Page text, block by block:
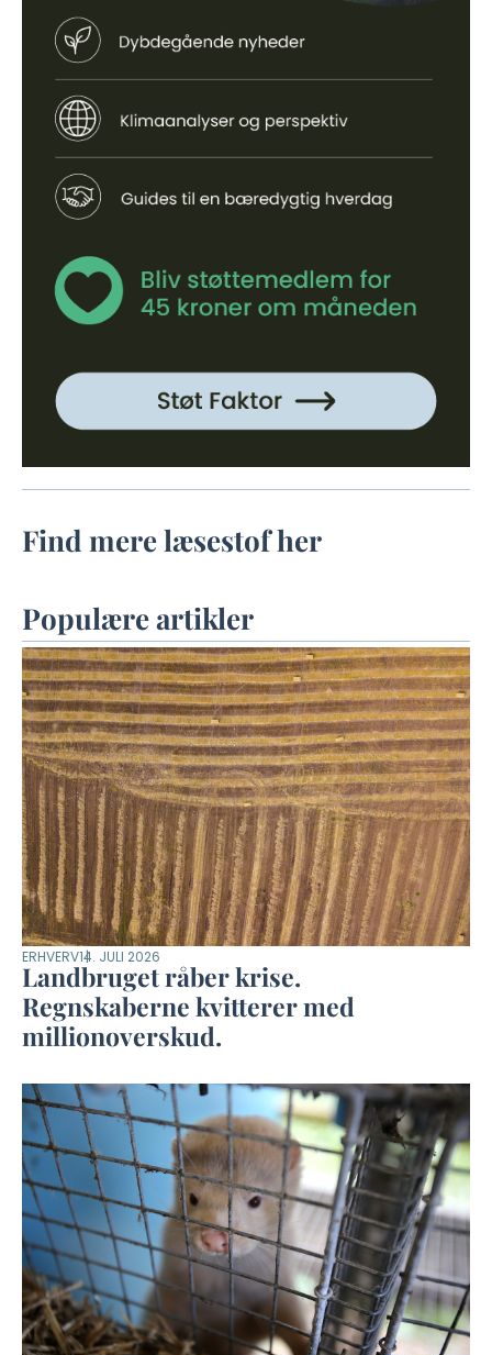
Find mere læsestof her
Populære artikler
ERHVERV14. JULI 2026
Landbruget råber krise.
Regnskaberne kvitterer med
millionoverskud.